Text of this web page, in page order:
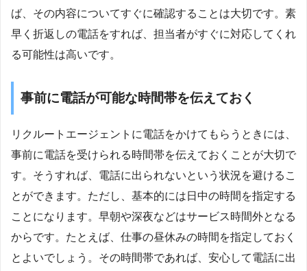
ば、その内容についてすぐに確認することは大切です。素
早く折返しの電話をすれば、担当者がすぐに対応してくれ
る可能性は高いです。
事前に電話が可能な時間帯を伝えておく
リクルートエージェントに電話をかけてもらうときには、
事前に電話を受けられる時間帯を伝えておくことが大切で
す。そうすれば、電話に出られないという状況を避けるこ
とができます。ただし、基本的には日中の時間を指定する
ことになります。早朝や深夜などはサービス時間外となる
からです。たとえば、仕事の昼休みの時間を指定しておく
とよいでしょう。その時間帯であれば、安心して電話に出